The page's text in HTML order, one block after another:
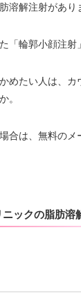
溶解注射があり
「輪郭小顔注射
めたい人は、カ
。
合は、無料のメ
ックの脂肪溶